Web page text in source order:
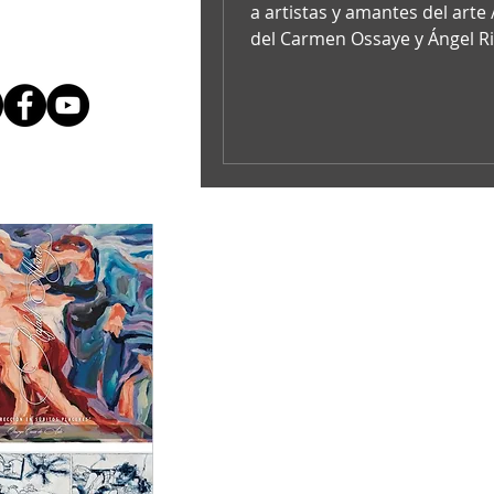
a artistas y amantes del arte
del Carmen Ossaye y Ángel